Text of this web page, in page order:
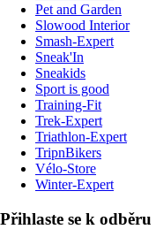
Pet and Garden
Slowood Interior
Smash-Expert
Sneak'In
Sneakids
Sport is good
Training-Fit
Trek-Expert
Triathlon-Expert
TripnBikers
Vélo-Store
Winter-Expert
Přihlaste se k